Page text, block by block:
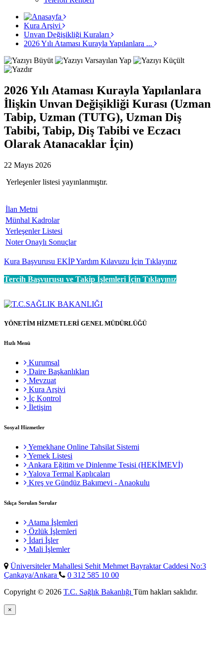
Kura Arşivi
Unvan Değişikliği Kuraları
2026 Yılı Ataması Kurayla Yapılanlara ...
2026 Yılı Ataması Kurayla Yapılanlara
İlişkin Unvan Değişikliği Kurası (Uzman
Tabip, Uzman (TUTG), Uzman Diş
Tabibi, Tabip, Diş Tabibi ve Eczacı
Olarak Atanacaklar İçin)
22 Mayıs 2026
Yerleşenler listesi yayınlanmıştır.
İlan Metni
Münhal Kadrolar
Yerleşenler Listesi
Noter Onaylı Sonuçlar
Kura Başvurusu EKİP Yardım Kılavuzu İçin Tıklayınız
Tercih Başvurusu ve Takip İşlemleri İçin Tıklayınız
YÖNETİM HİZMETLERİ GENEL MÜDÜRLÜĞÜ
Hızlı Menü
Kurumsal
Daire Başkanlıkları
Mevzuat
Kura Arşivi
İç Kontrol
İletişim
Sosyal Hizmetler
Yemekhane Online Tahsilat Sistemi
Yemek Listesi
Ankara Eğitim ve Dinlenme Tesisi (HEKİMEVİ)
Yalova Termal Kaplıcaları
Kreş ve Gündüz Bakımevi - Anaokulu
Sıkça Sorulan Sorular
Atama İşlemleri
Özlük İşlemleri
İdari İşler
Mali İşlemler
Üniversiteler Mahallesi Şehit Mehmet Bayraktar Caddesi No:3
Çankaya/Ankara
0 312 585 10 00
Copyright © 2026 T.C. Sağlık Bakanlığı Tüm hakları saklıdır.
×